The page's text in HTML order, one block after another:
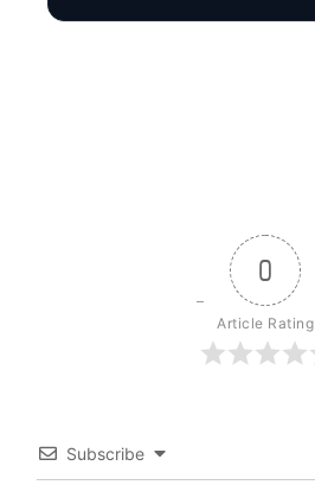
0
Article Rating
Subscribe